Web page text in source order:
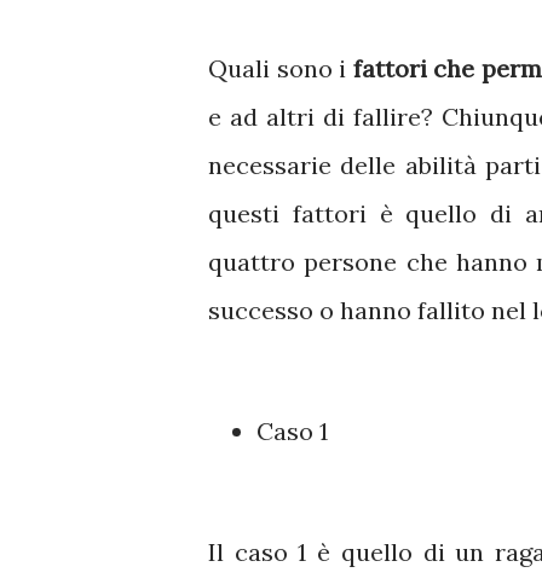
Quali sono i fattori che
e ad altri di fallire?
necessarie delle abilità
questi fattori è quello di
quattro persone che
successo o hanno fallito nel
Caso 1
Il caso 1 è quello di un